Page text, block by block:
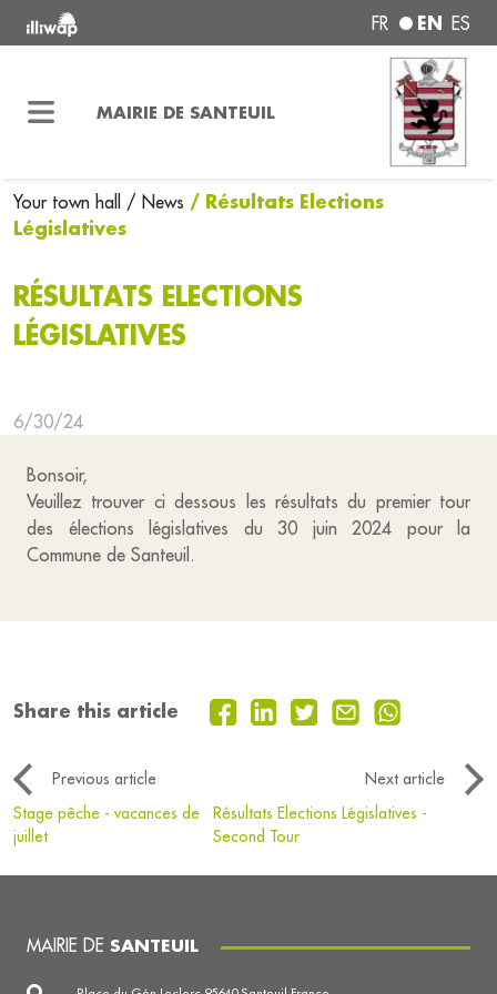
FR EN ES
MAIRIE DE SANTEUIL
Your town hall / News / Résultats Elections
Législatives
RÉSULTATS ELECTIONS
LÉGISLATIVES
6/30/24
Bonsoir,
Veuillez trouver ci dessous les résultats du premier tour
des élections législatives du 30 juin 2024 pour la
Commune de Santeuil.
Share this article
Previous article
Next article
Stage pêche - vacances de
juillet
Résultats Elections Législatives -
Second Tour
MAIRIE DE SANTEUIL